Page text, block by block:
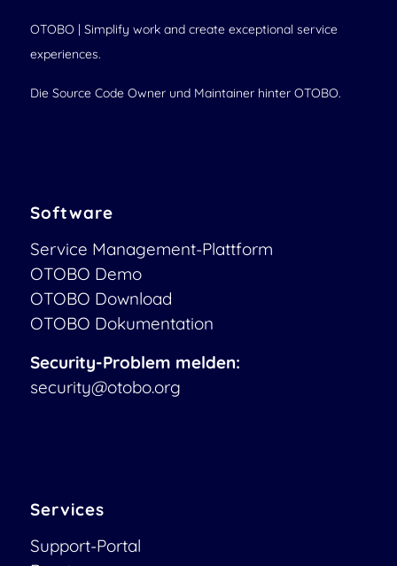
OTOBO | Simplify work and create exceptional service
experiences.
Die Source Code Owner und Maintainer hinter OTOBO.
Software
Service Management-Plattform
OTOBO Demo
OTOBO Download
OTOBO Dokumentation
Security-Problem melden:
security@otobo.org
Services
Support-Portal